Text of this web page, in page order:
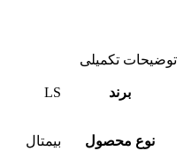
توضیحات تکمیلی
برند LS
نوع محصول بیمتال